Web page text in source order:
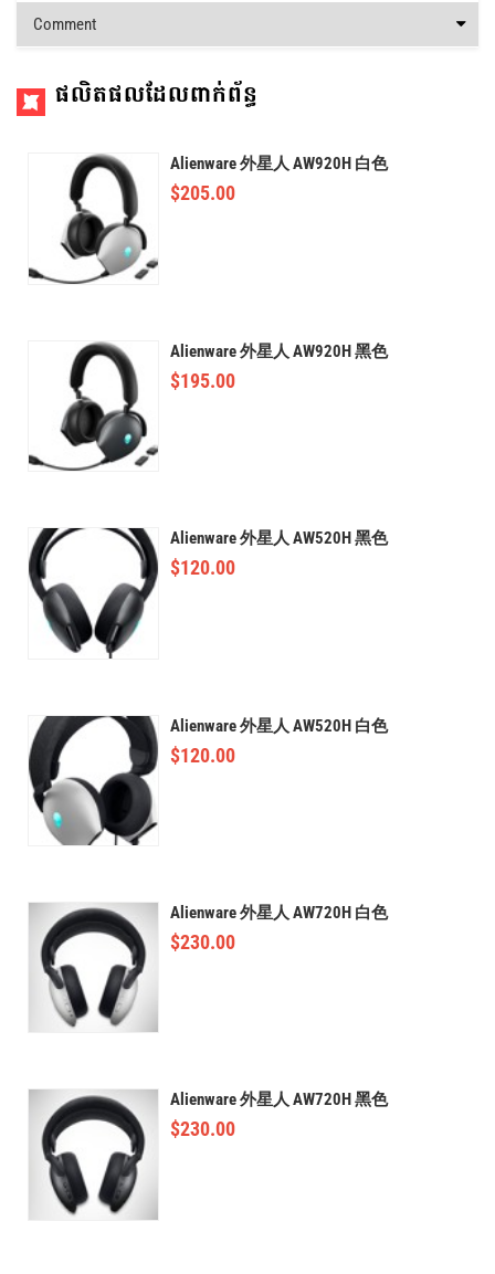
Comment
ផលិតផលដែលពាក់ព័ន្ធ
Alienware 外星人 AW920H 白色
$205.00
Alienware 外星人 AW920H 黑色
$195.00
Alienware 外星人 AW520H 黑色
$120.00
Alienware 外星人 AW520H 白色
$120.00
Alienware 外星人 AW720H 白色
$230.00
Alienware 外星人 AW720H 黑色
$230.00